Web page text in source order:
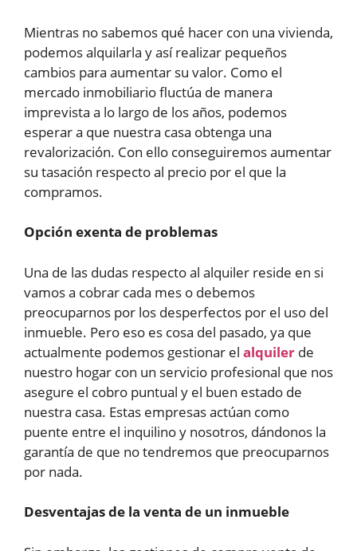
Mientras no sabemos qué hacer con una vivienda,
podemos alquilarla y así realizar pequeños
cambios para aumentar su valor. Como el
mercado inmobiliario fluctúa de manera
imprevista a lo largo de los años, podemos
esperar a que nuestra casa obtenga una
revalorización. Con ello conseguiremos aumentar
su tasación respecto al precio por el que la
compramos.
Opción exenta de problemas
Una de las dudas respecto al alquiler reside en si
vamos a cobrar cada mes o debemos
preocuparnos por los desperfectos por el uso del
inmueble. Pero eso es cosa del pasado, ya que
actualmente podemos gestionar el alquiler de
nuestro hogar con un servicio profesional que nos
asegure el cobro puntual y el buen estado de
nuestra casa. Estas empresas actúan como
puente entre el inquilino y nosotros, dándonos la
garantía de que no tendremos que preocuparnos
por nada.
Desventajas de la venta de un inmueble